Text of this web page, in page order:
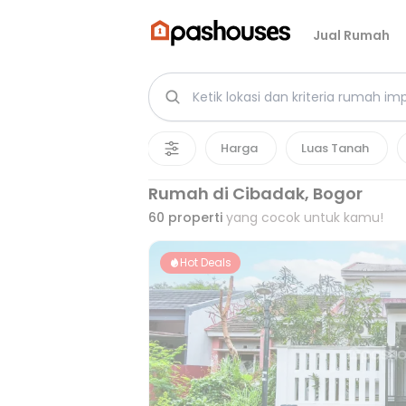
Jual Rumah
Harga Luas Tanah
Rumah di Cibadak, Bogor
60 properti yang cocok untuk kamu!
Hot Deals